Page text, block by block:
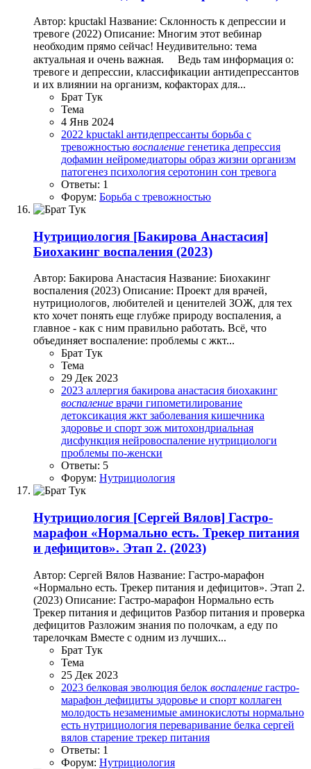
Автор: kpuctakl Название: Склонность к депрессии и
тревоге (2022) Описание: Многим этот вебинар
необходим прямо сейчас! Неудивительно: тема
актуальная и очень важная. ⠀ Ведь там информация о:
тревоге и депрессии, классификации антидепрессантов
и их влиянии на организм, кофакторах для...
Брат Тук
Тема
4 Янв 2024
2022 kpuctakl антидепрессанты борьба с
тревожностью воспаление генетика депрессия
дофамин нейромедиаторы образ жизни организм
патогенез психология серотонин сон тревога
Ответы: 1
Форум: Борьба с тревожностью
Нутрициология [Бакирова Анастасия]
Биохакинг воспаления (2023)
Автор: Бакирова Анастасия Название: Биохакинг
воспаления (2023) Описание: Проект для врачей,
нутрициологов, любителей и ценителей ЗОЖ, для тех
кто хочет понять еще глубже природу воспаления, а
главное - как с ним правильно работать. Всё, что
объединяет воспаление: проблемы с жкт...
Брат Тук
Тема
29 Дек 2023
2023 аллергия бакирова анастасия биохакинг
воспаление врачи гипометилирование
детоксикация жкт заболевания кишечника
здоровье и спорт зож митохондриальная
дисфункция нейровоспаление нутрициологи
проблемы по-женски
Ответы: 5
Форум: Нутрициология
Нутрициология [Сергей Вялов] Гастро-
марафон «Нормально есть. Трекер питания
и дефицитов». Этап 2. (2023)
Автор: Сергей Вялов Название: Гастро-марафон
«Нормально есть. Трекер питания и дефицитов». Этап 2.
(2023) Описание: Гастро-марафон Нормально есть
Трекер питания и дефицитов Разбор питания и проверка
дефицитов Разложим знания по полочкам, а еду по
тарелочкам Вместе с одним из лучших...
Брат Тук
Тема
25 Дек 2023
2023 белковая эволюция белок воспаление гастро-
марафон дефициты здоровье и спорт коллаген
молодость незаменимые аминокислоты нормально
есть нутрициология переваривание белка сергей
вялов старение трекер питания
Ответы: 1
Форум: Нутрициология